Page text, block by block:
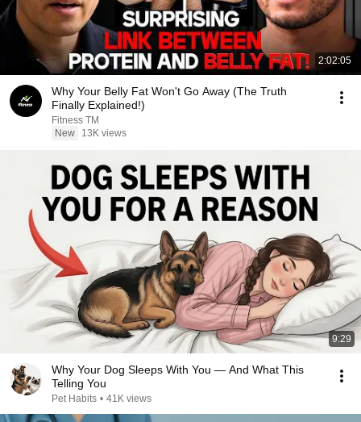
2:02:05
Why Your Belly Fat Won't Go Away (The Truth
Finally Explained!)
Fitness TM
New
13K views
9:29
Why Your Dog Sleeps With You — And What This
Telling You
Pet Habits • 41K views